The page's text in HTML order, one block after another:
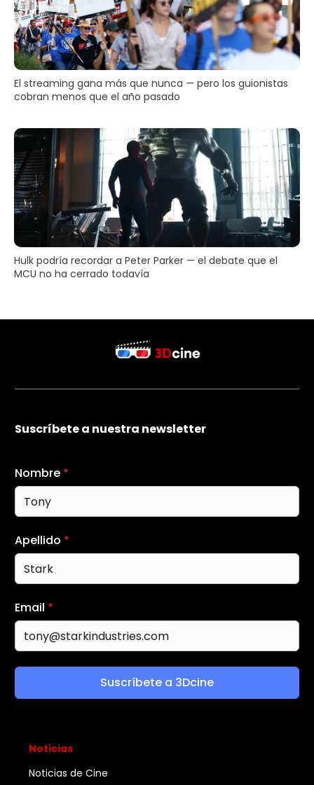
El streaming gana más que nunca — pero los guionistas
cobran menos que el año pasado
Hulk podría recordar a Peter Parker — el debate que el
MCU no ha cerrado todavía
Suscríbete a nuestra newsletter
Nombre *
Apellido *
Email *
Suscríbete a 3Dcine
Noticias
Noticias de Cine